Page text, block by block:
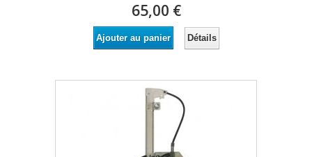
65,00 €
Ajouter au panier Détails